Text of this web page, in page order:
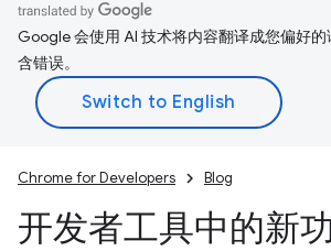
Google 会使用 AI 技术将内容翻译成您偏好
含错误。
Chrome for Developers Blog
开发者工具中的新